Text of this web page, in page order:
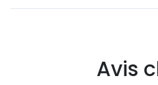
Avis